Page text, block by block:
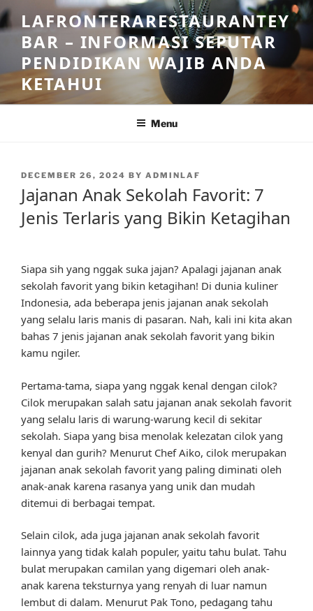
Skip
to
content
LAFRONTERARESTAURANTEY
BAR – INFORMASI SEPUTAR
PENDIDIKAN WAJIB ANDA
KETAHUI
Menu
POSTED
DECEMBER 26, 2024 BY ADMINLAF
Jajanan Anak Sekolah Favorit: 7
Jenis Terlaris yang Bikin Ketagihan
Siapa sih yang nggak suka jajan? Apalagi jajanan anak
sekolah favorit yang bikin ketagihan! Di dunia kuliner
Indonesia, ada beberapa jenis jajanan anak sekolah
yang selalu laris manis di pasaran. Nah, kali ini kita akan
bahas 7 jenis jajanan anak sekolah favorit yang bikin
kamu ngiler.
Pertama-tama, siapa yang nggak kenal dengan cilok?
Cilok merupakan salah satu jajanan anak sekolah favorit
yang selalu laris di warung-warung kecil di sekitar
sekolah. Siapa yang bisa menolak kelezatan cilok yang
kenyal dan gurih? Menurut Chef Aiko, cilok merupakan
jajanan anak sekolah favorit yang paling diminati oleh
anak-anak karena rasanya yang unik dan mudah
ditemui di berbagai tempat.
Selain cilok, ada juga jajanan anak sekolah favorit
lainnya yang tidak kalah populer, yaitu tahu bulat. Tahu
bulat merupakan camilan yang digemari oleh anak-
anak karena teksturnya yang renyah di luar namun
lembut di dalam. Menurut Pak Tono, pedagang tahu